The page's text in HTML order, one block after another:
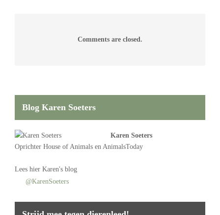
Comments are closed.
Blog Karen Soeters
Karen Soeters
Oprichter House of Animals en AnimalsToday
Lees hier Karen's blog
@KarenSoeters